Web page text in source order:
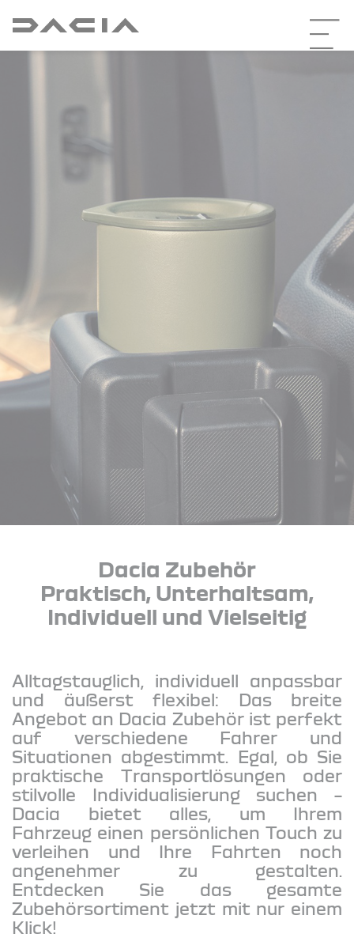
Dacia Zubehör
Praktisch, Unterhaltsam,
Individuell und Vielseitig
Alltagstauglich, individuell anpassbar
und äußerst flexibel: Das breite
Angebot an Dacia Zubehör ist perfekt
auf verschiedene Fahrer und
Situationen abgestimmt. Egal, ob Sie
praktische Transportlösungen oder
stilvolle Individualisierung suchen –
Dacia bietet alles, um Ihrem
Fahrzeug einen persönlichen Touch zu
verleihen und Ihre Fahrten noch
angenehmer zu gestalten.
Entdecken Sie das gesamte
Zubehörsortiment jetzt mit nur einem
Klick!